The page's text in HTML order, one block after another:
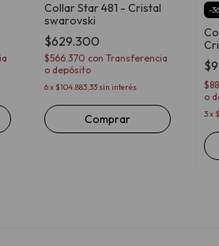
Collar Star 481 - Cristal
swarovski
$629.300
$566.370 con Transferencia
o depósito
6x $104.883,33 sin interés
-36
o
3x